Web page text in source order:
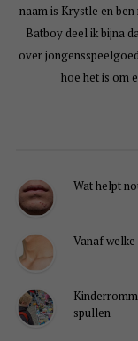
naam is Krystle en
Batboy deel ik bijna
over
hoe het is om
Wat helpt
Vanaf
spullen